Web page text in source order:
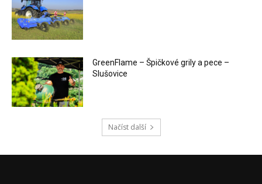
GreenFlame – Špičkové grily a pece –
Slušovice
Načíst další